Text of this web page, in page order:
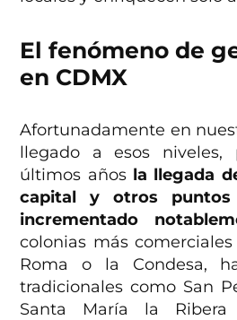
El fenómeno de
en CDMX
Afortunadamente en
llegado a esos niveles,
últimos años la llegada
capital y otros
incrementado
colonias más
Roma o la Condesa,
tradicionales como San
Santa María la